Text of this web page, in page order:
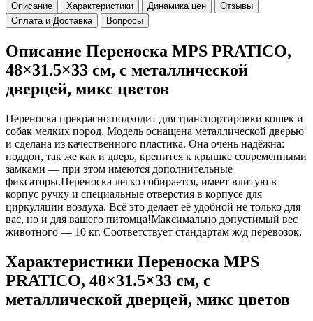
Описание
Характеристики Динамика цен
Отзывы
Оплата и Доставка
Вопросы
Описание Переноска MPS PRATICO,
48×31.5×33 см, с металлической
дверцей, микс цветов
Переноска прекрасно подходит для транспортировки кошек и
собак мелких пород. Модель оснащена металлической дверью
и сделана из качественного пластика. Она очень надёжна:
поддон, так же как и дверь, крепится к крышке современными
замками — при этом имеются дополнительные
фиксаторы.Переноска легко собирается, имеет влитую в
корпус ручку и специальные отверстия в корпусе для
циркуляции воздуха. Всё это делает её удобной не только для
вас, но и для вашего питомца!Максимально допустимый вес
животного — 10 кг. Соответствует стандартам ж/д перевозок.
Характеристики Переноска MPS
PRATICO, 48×31.5×33 см, с
металлической дверцей, микс цветов